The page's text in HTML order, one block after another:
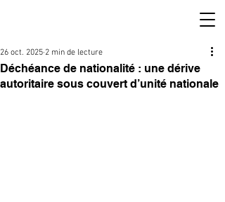
Déchéance de nationalité : une dérive
autoritaire sous couvert d’unité nationale
26 oct. 2025 2 min de lecture